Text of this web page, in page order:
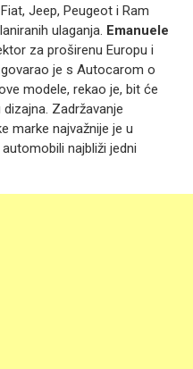
Jeep, Peugeot i Ram
ulaganja. Emanuele
za proširenu Europu i
je s Autocarom o
modele, rekao je, bit će
Zadržavanje
marke najvažnije je u
najbliži jedni